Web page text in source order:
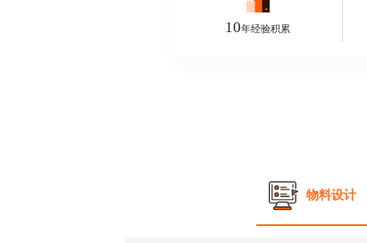
10年经验积累
物料设计